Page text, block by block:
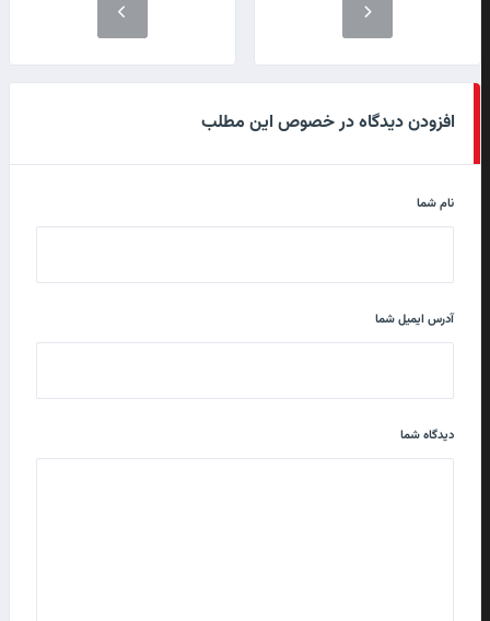
افزودن دیدگاه در خصوص این مطلب
نام شما
آدرس ایمیل شما
دیدگاه شما